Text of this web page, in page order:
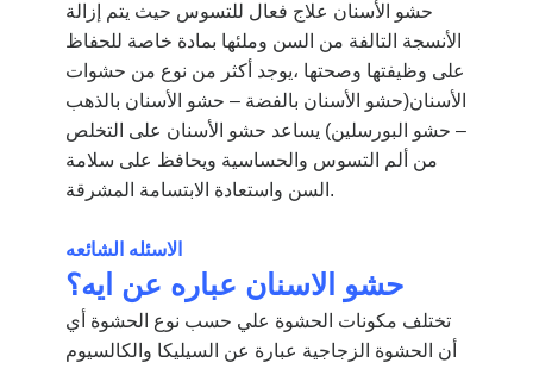
حشو الأسنان علاج فعال للتسوس حيث يتم إزالة
الأنسجة التالفة من السن وملئها بمادة خاصة للحفاظ
على وظيفتها وصحتها ،يوجد أكثر من نوع من حشوات
الأسنان(حشو الأسنان بالفضة – حشو الأسنان بالذهب
– حشو البورسلين) يساعد حشو الأسنان على التخلص
من ألم التسوس والحساسية ويحافظ على سلامة
السن واستعادة الابتسامة المشرقة.
الاسئله الشائعه
حشو الاسنان عباره عن ايه؟
تختلف مكونات الحشوة علي حسب نوع الحشوة أي
أن الحشوة الزجاجية عبارة عن السيليكا والكالسيوم